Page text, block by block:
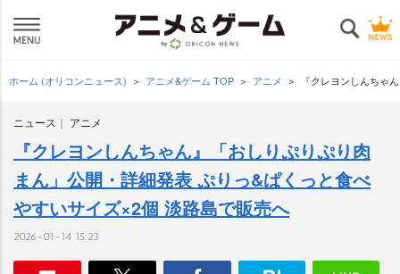
ホーム (オリコンニュース) アニメ&ゲーム TOP アニメ 『クレヨンしんちゃ
ニュース アニメ
『クレヨンしんちゃん』「おしりぷりぷり肉
まん」公開・詳細発表 ぷりっ&ぱくっと食べ
すいサイズ×2個 淡路島で販売へ
2026-01-14 15:23